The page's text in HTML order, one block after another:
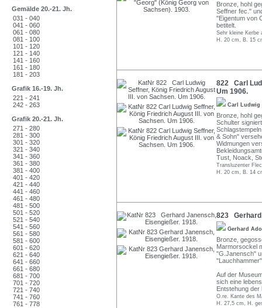
Gemälde 20.-21. Jh.
031 - 040
041 - 060
061 - 080
081 - 100
101 - 120
121 - 140
141 - 160
161 - 180
181 - 203
Grafik 16.-19. Jh.
221 - 241
242 - 263
Grafik 20.-21. Jh.
271 - 280
281 - 300
301 - 320
321 - 340
341 - 360
361 - 380
381 - 400
401 - 420
421 - 440
441 - 460
461 - 480
481 - 500
501 - 520
521 - 540
541 - 560
561 - 580
581 - 600
601 - 620
621 - 640
641 - 660
661 - 680
681 - 700
701 - 720
721 - 740
741 - 760
761 - 778
Bronze, hohl
Seffner fec."
"Eigentum von
betitelt.
Sehr kleine Kerbe
H. 20 cm, B. 15
822 Carl
Um 1906.
Carl Ludwig
Bronze, hohl
Schulter
& Sohn"
Widmungen
Tust, Noack,
Transluzenter
H. 20 cm, B. 14
823 Gerhard
Gerhard
Bronze,
Marmorsockel
"G.Janensch"
Auf der
sich eine
Entstehung der
O.re. Kante des
H. 27,5 cm, H.